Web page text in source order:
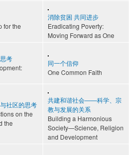
for the
消除贫困 共同进步
Eradicating Poverty:
Moving Forward as One
考
同一个信仰
One Common Faith
社区的思考
on the
the
共建和谐社会——科学、宗
教与发展的关系
Building a Harmonious
Society—Science, Religion
and Development